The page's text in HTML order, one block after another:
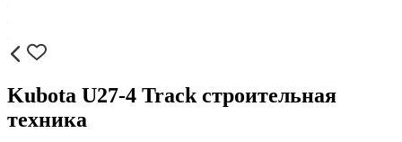
Kubota U27-4 Track строительная
техника